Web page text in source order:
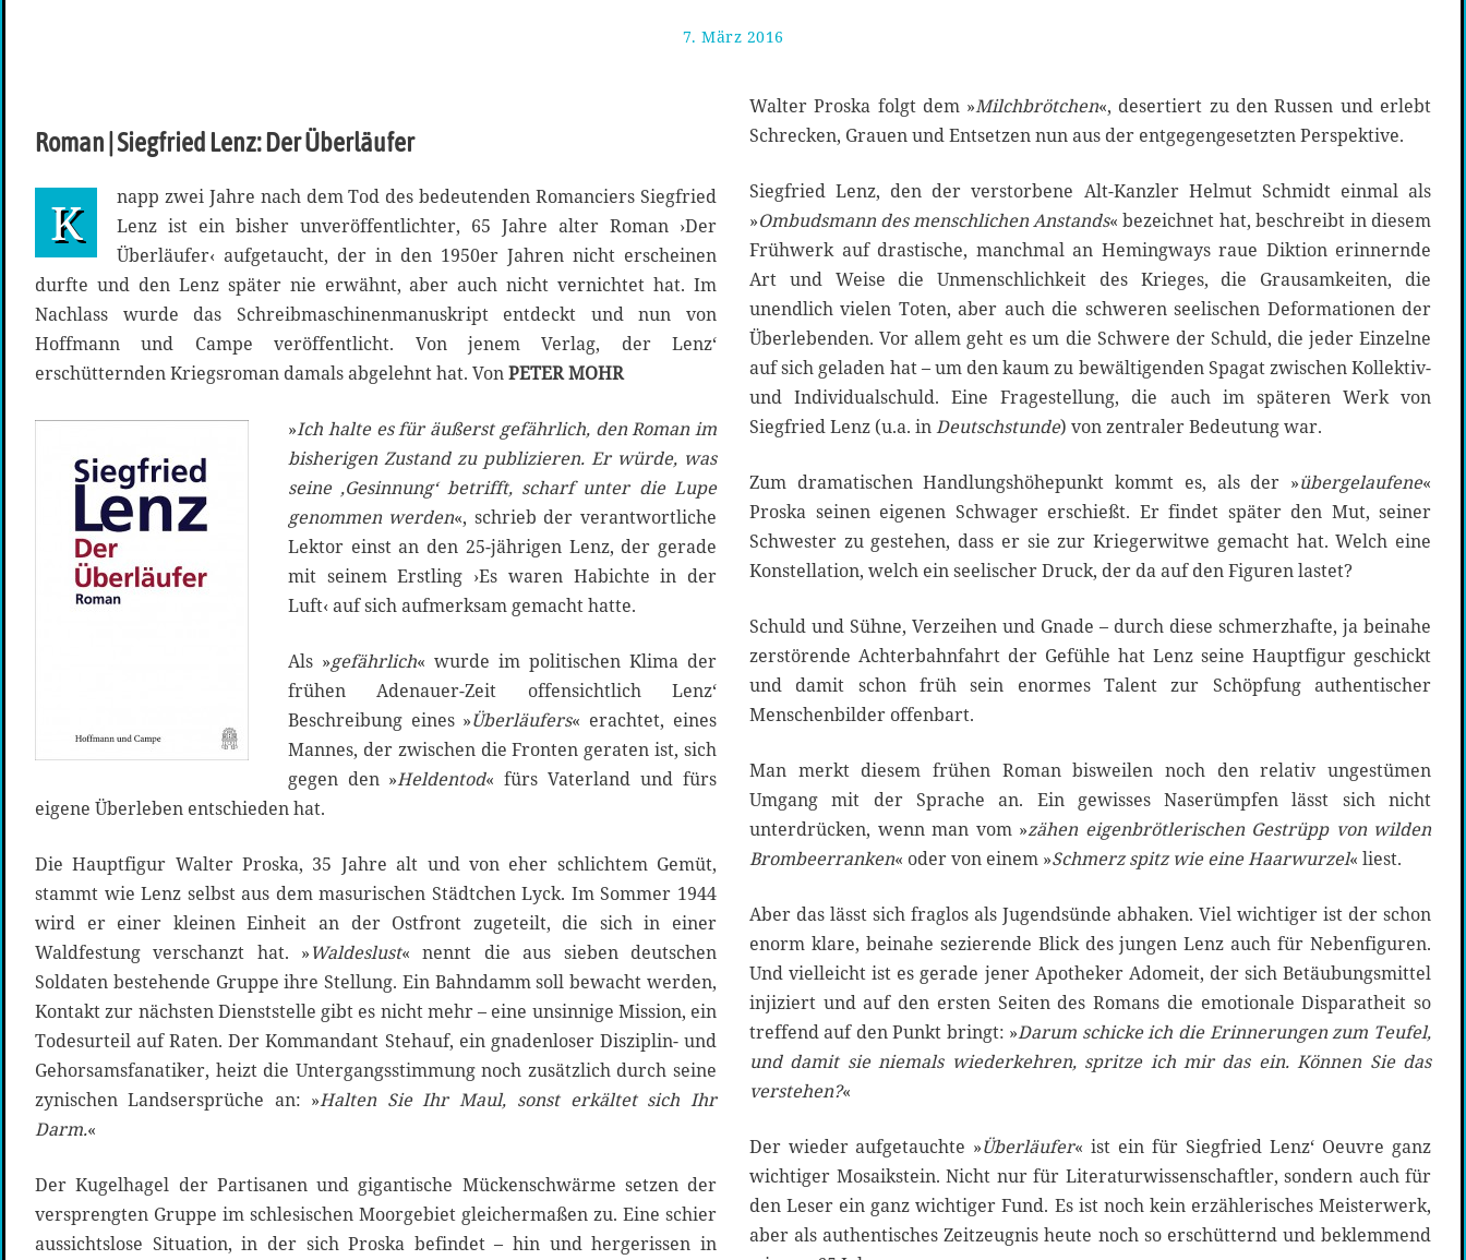
7. März 2016
A
r
l
2
0
1
6
Roman | Siegfried Lenz: Der Überläufer
K
napp zwei Jahre nach dem Tod des bedeutenden Romanciers Siegfried
Lenz ist ein bisher unveröffentlichter, 65 Jahre alter Roman ›Der
Überläufer‹ aufgetaucht, der in den 1950er Jahren nicht erscheinen
durfte und den Lenz später nie erwähnt, aber auch nicht vernichtet hat. Im
Nachlass wurde das Schreibmaschinenmanuskript entdeckt und nun von
Hoffmann und Campe veröffentlicht. Von jenem Verlag, der Lenz‘
erschütternden Kriegsroman damals abgelehnt hat. VonPETER MOHR
»Ich halte es für äußerst gefährlich, den Roman im
bisherigen Zustand zu publizieren. Er würde, was
seine ‚Gesinnung‘ betrifft, scharf unter die Lupe
genommen werden«, schrieb der verantwortliche
Lektor einst an den 25-jährigen Lenz, der gerade
mit seinem Erstling ›Es waren Habichte in der
Luft‹ auf sich aufmerksam gemacht hatte.
Als »gefährlich« wurde im politischen Klima der
frühen Adenauer-Zeit offensichtlich Lenz‘
Beschreibung eines »Überläufers« erachtet, eines
Mannes, der zwischen die Fronten geraten ist, sich
gegen den »Heldentod« fürs Vaterland und fürs
eigene Überleben entschieden hat.
Die Hauptfigur Walter Proska, 35 Jahre alt und von eher schlichtem Gemüt,
stammt wie Lenz selbst aus dem masurischen Städtchen Lyck. Im Sommer 1944
wird er einer kleinen Einheit an der Ostfront zugeteilt, die sich in einer
Waldfestung verschanzt hat. »Waldeslust« nennt die aus sieben deutschen
Soldaten bestehende Gruppe ihre Stellung. Ein Bahndamm soll bewacht werden,
Kontakt zur nächsten Dienststelle gibt es nicht mehr – eine unsinnige Mission, ein
Todesurteil auf Raten. Der Kommandant Stehauf, ein gnadenloser Disziplin- und
Gehorsamsfanatiker, heizt die Untergangsstimmung noch zusätzlich durch seine
zynischen Landsersprüche an: »Halten Sie Ihr Maul, sonst erkältet sich Ihr
Darm.«
Der Kugelhagel der Partisanen und gigantische Mückenschwärme setzen der
versprengten Gruppe im schlesischen Moorgebiet gleichermaßen zu. Eine schier
aussichtslose Situation, in der sich Proska befindet – hin und hergerissen in
Walter Proska folgt dem »Milchbrötchen«, desertiert zu den Russen und erlebt
Schrecken, Grauen und Entsetzen nun aus der entgegengesetzten Perspektive.
Siegfried Lenz, den der verstorbene Alt-Kanzler Helmut Schmidt einmal als
»Ombudsmann des menschlichen Anstands« bezeichnet hat, beschreibt in diesem
Frühwerk auf drastische, manchmal an Hemingways raue Diktion erinnernde
Art und Weise die Unmenschlichkeit des Krieges, die Grausamkeiten, die
unendlich vielen Toten, aber auch die schweren seelischen Deformationen der
Überlebenden. Vor allem geht es um die Schwere der Schuld, die jeder Einzelne
auf sich geladen hat – um den kaum zu bewältigenden Spagat zwischen Kollektiv-
und Individualschuld. Eine Fragestellung, die auch im späteren Werk von
Siegfried Lenz (u.a. inDeutschstunde) von zentraler Bedeutung war.
Zum dramatischen Handlungshöhepunkt kommt es, als der »übergelaufene«
Proska seinen eigenen Schwager erschießt. Er findet später den Mut, seiner
Schwester zu gestehen, dass er sie zur Kriegerwitwe gemacht hat. Welch eine
Konstellation, welch ein seelischer Druck, der da auf den Figuren lastet?
Schuld und Sühne, Verzeihen und Gnade – durch diese schmerzhafte, ja beinahe
zerstörende Achterbahnfahrt der Gefühle hat Lenz seine Hauptfigur geschickt
und damit schon früh sein enormes Talent zur Schöpfung authentischer
Menschenbilder offenbart.
Man merkt diesem frühen Roman bisweilen noch den relativ ungestümen
Umgang mit der Sprache an. Ein gewisses Naserümpfen lässt sich nicht
unterdrücken, wenn man vom »zähen eigenbrötlerischen Gestrüpp von wilden
Brombeerranken« oder von einem »Schmerz spitz wie eine Haarwurzel« liest.
Aber das lässt sich fraglos als Jugendsünde abhaken. Viel wichtiger ist der schon
enorm klare, beinahe sezierende Blick des jungen Lenz auch für Nebenfiguren.
Und vielleicht ist es gerade jener Apotheker Adomeit, der sich Betäubungsmittel
injiziert und auf den ersten Seiten des Romans die emotionale Disparatheit so
treffend auf den Punkt bringt: »Darum schicke ich die Erinnerungen zum Teufel,
und damit sie niemals wiederkehren, spritze ich mir das ein. Können Sie das
verstehen?«
Der wieder aufgetauchte »Überläufer« ist ein für Siegfried Lenz‘ Oeuvre ganz
wichtiger Mosaikstein. Nicht nur für Literaturwissenschaftler, sondern auch für
den Leser ein ganz wichtiger Fund. Es ist noch kein erzählerisches Meisterwerk,
aber als authentisches Zeitzeugnis heute noch so erschütternd und beklemmend